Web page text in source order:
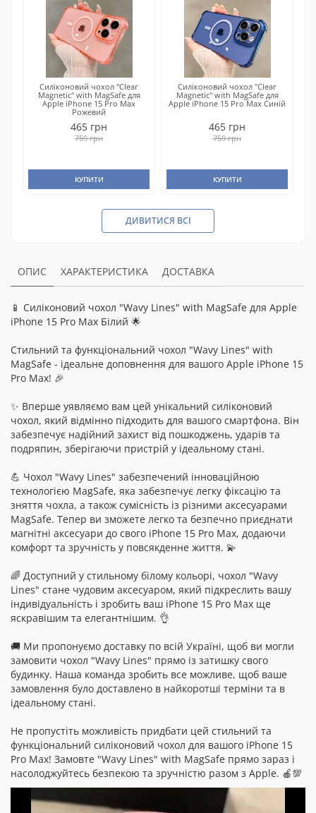
Силіконовий чохол "Clear
Magnetic" with MagSafe для
Apple iPhone 15 Pro Max
Рожевий
465 грн
759 грн
КУПИТИ
Силіконовий чохол "Clear
Magnetic" with MagSafe для
Apple iPhone 15 Pro Max Синій
465 грн
759 грн
КУПИТИ
ДИВИТИСЯ ВСІ
ОПИС ХАРАКТЕРИСТИКА ДОСТАВКА
📱 Силіконовий чохол "Wavy Lines" with MagSafe для Apple
iPhone 15 Pro Max Білий 🌟
Стильний та функціональний чохол "Wavy Lines" with
MagSafe - ідеальне доповнення для вашого Apple iPhone 15
Pro Max! 🎉
✨ Вперше уявляємо вам цей унікальний силіконовий
чохол, який відмінно підходить для вашого смартфона. Він
забезпечує надійний захист від пошкоджень, ударів та
подряпин, зберігаючи пристрій у ідеальному стані.
💪 Чохол "Wavy Lines" забезпечений інноваційною
технологією MagSafe, яка забезпечує легку фіксацію та
зняття чохла, а також сумісність із різними аксесуарами
MagSafe. Тепер ви зможете легко та безпечно приєднати
магнітні аксесуари до свого iPhone 15 Pro Max, додаючи
комфорт та зручність у повсякденне життя. 💫
🌈 Доступний у стильному білому кольорі, чохол "Wavy
Lines" стане чудовим аксесуаром, який підкреслить вашу
індивідуальність і зробить ваш iPhone 15 Pro Max ще
яскравішим та елегантнішим. 👌
🚚 Ми пропонуємо доставку по всій Україні, щоб ви могли
замовити чохол "Wavy Lines" прямо із затишку свого
будинку. Наша команда зробить все можливе, щоб ваше
замовлення було доставлено в найкоротші терміни та в
ідеальному стані.
Не пропустіть можливість придбати цей стильний та
функціональний силіконовий чохол для вашого iPhone 15
Pro Max! Замовте "Wavy Lines" with MagSafe прямо зараз і
насолоджуйтесь безпекою та зручністю разом з Apple. 🍎💯